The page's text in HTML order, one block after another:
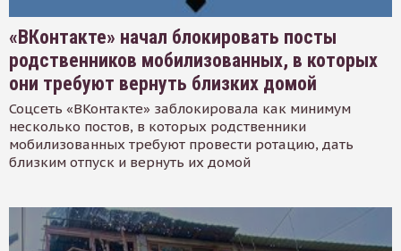
«ВКонтакте» начал блокировать посты
родственников мобилизованных, в которых
они требуют вернуть близких домой
Соцсеть «ВКонтакте» заблокировала как минимум
несколько постов, в которых родственники
мобилизованных требуют провести ротацию, дать
близким отпуск и вернуть их домой